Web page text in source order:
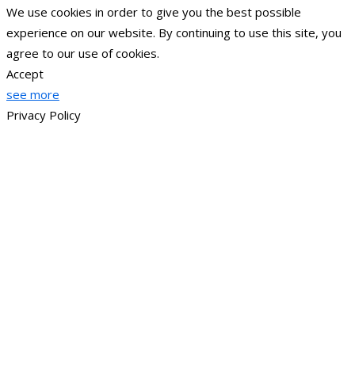
We use cookies in order to give you the best possible
experience on our website. By continuing to use this site, you
agree to our use of cookies.
Accept
see more
Privacy Policy